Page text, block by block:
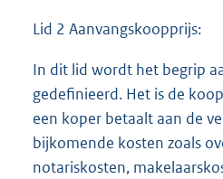
Lid 2 Aanvangskoopprijs:
In dit lid wordt het begrip
gedefinieerd. Het is de
een koper betaalt aan de
bijkomende kosten zoals
notariskosten,